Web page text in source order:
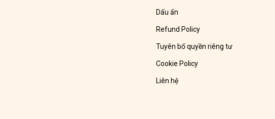
Dấu ấn
Refund Policy
Tuyên bố quyền riêng tư
Cookie Policy
Liên hệ